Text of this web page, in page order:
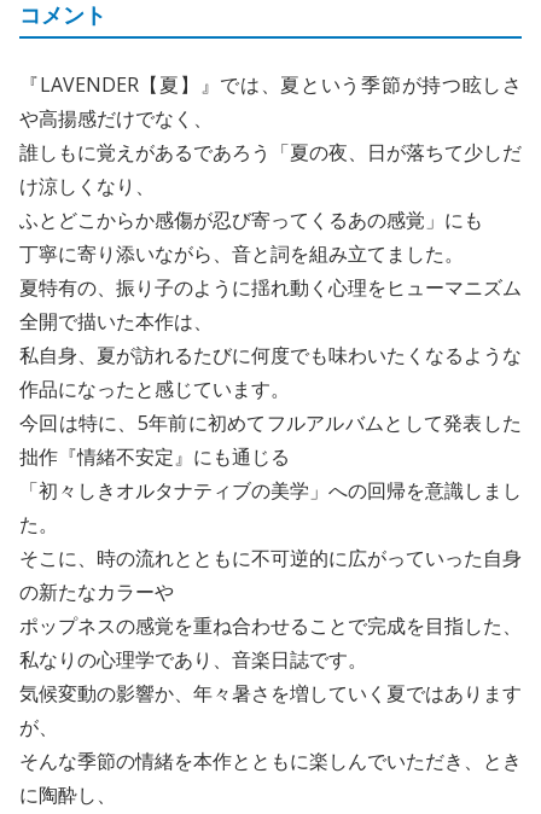
コメント
『LAVENDER【夏】』では、夏という季節が持つ眩しさ
や高揚感だけでなく、
誰しもに覚えがあるであろう「夏の夜、日が落ちて少しだ
け涼しくなり、
ふとどこからか感傷が忍び寄ってくるあの感覚」にも
丁寧に寄り添いながら、音と詞を組み立てました。
夏特有の、振り子のように揺れ動く心理をヒューマニズム
全開で描いた本作は、
私自身、夏が訪れるたびに何度でも味わいたくなるような
作品になったと感じています。
今回は特に、5年前に初めてフルアルバムとして発表した
拙作『情緒不安定』にも通じる
「初々しきオルタナティブの美学」への回帰を意識しまし
た。
そこに、時の流れとともに不可逆的に広がっていった自身
の新たなカラーや
ポップネスの感覚を重ね合わせることで完成を目指した、
私なりの心理学であり、音楽日誌です。
気候変動の影響か、年々暑さを増していく夏ではあります
が、
そんな季節の情緒を本作とともに楽しんでいただき、とき
に陶酔し、